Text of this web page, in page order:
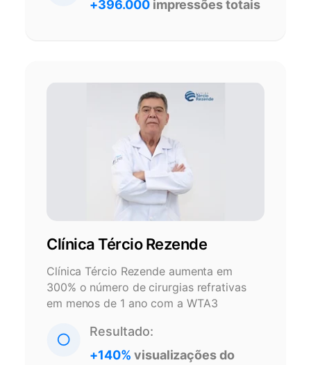
+396.000impressões totais
Clínica Tércio Rezende
Clínica Tércio Rezende aumenta em
300% o número de cirurgias refrativas
em menos de 1 ano com a WTA3
Resultado:
+140% visualizações do